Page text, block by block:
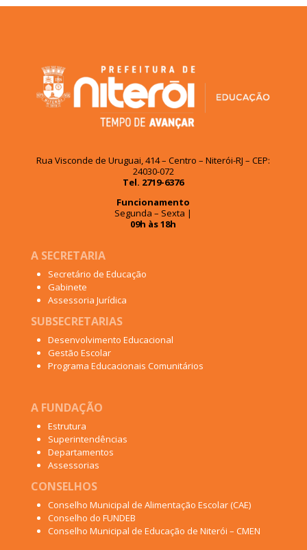
Rua Visconde de Uruguai, 414 – Centro – Niterói-RJ – CEP:
24030-072
Tel. 2719-6376
Funcionamento
Segunda – Sexta |
09h às 18h
A SECRETARIA
Secretário de Educação
Gabinete
Assessoria Jurídica
SUBSECRETARIAS
Desenvolvimento Educacional
Gestão Escolar
Programa Educacionais Comunitários
A FUNDAÇÃO
Estrutura
Superintendências
Departamentos
Assessorias
CONSELHOS
Conselho Municipal de Alimentação Escolar (CAE)
Conselho do FUNDEB
Conselho Municipal de Educação de Niterói – CMEN